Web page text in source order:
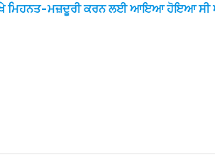
ਮਿਹਨਤ-ਮਜ਼ਦੂਰੀ ਕਰਨ ਲਈ ਆਇਆ ਹੋਇਆ ਸੀ